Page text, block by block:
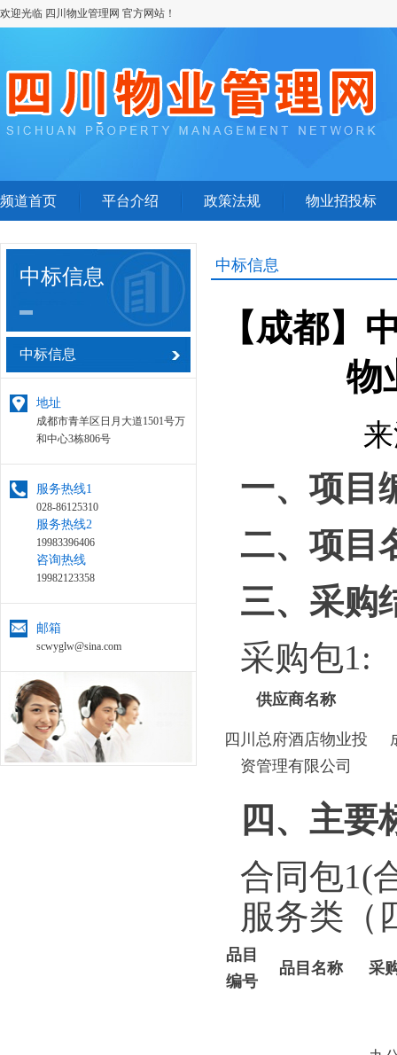
欢迎光临 四川物业管理网 官方网站！
频道首页 平台介绍 政策法规 物业招投标
中标信息
中标信息
地址
成都市青羊区日月大道1501号万
和中心3栋806号
服务热线1
028-86125310
服务热线2
19983396406
咨询热线
19982123358
邮箱
scwyglw@sina.com
中标信息
【成都】
物
一、项目
二、项目
三、采购
采购包1:
供应商名称
四川总府酒店物业投
资管理有限公司
四、主要
合同包1(
服务类（
品目
编号
品目名称 采